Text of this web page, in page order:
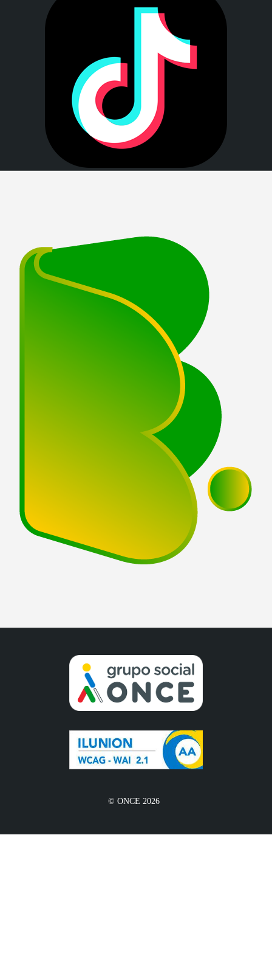
© ONCE 2026